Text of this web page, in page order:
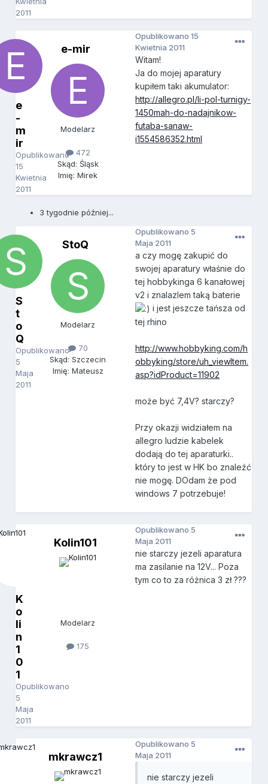
2011
e
-
m
ir
Opublikowano
15
Kwietnia
2011
e-mir
Modelarz
472
Skąd: Śląsk
Imię: Mirek
Opublikowano15
Kwietnia 2011
Witam!
Ja do mojej aparatury
kupiłem taki akumulator:
http://allegro.pl/li-pol-turnigy-
1450mah-do-nadajnikow-
futaba-sanaw-
i1554586352.html
3 tygodnie później...
S
t
o
Q
Opublikowano
5
Maja
2011
StoQ
Modelarz
70
Skąd: Szczecin
Imię: Mateusz
Opublikowano 5
Maja 2011
a czy mogę zakupić do
swojej aparatury właśnie do
tej hobbykinga 6 kanałowej
v2 i znalazlem taką baterie
i jest jeszcze tańsza od
tej rhino
http://www.hobbyking.com/h
obbyking/store/uh_viewItem.
asp?idProduct=11902
może być 7,4V? starczy?
Przy okazji widziałem na
allegro ludzie kabelek
dodają do tej aparaturki..
który to jest w HK bo znaleźć
nie mogę. DOdam że pod
windows 7 potrzebuje!
K
o
li
n
1
0
1
Opublikowano
5
Maja
2011
Kolin101
Modelarz
175
Opublikowano 5
Maja 2011
nie starczy jezeli aparatura
ma zasilanie na 12V... Poza
tym co to za różnica 3 zł ???
mkrawcz1
Opublikowano 5
Maja 2011
nie starczy jezeli